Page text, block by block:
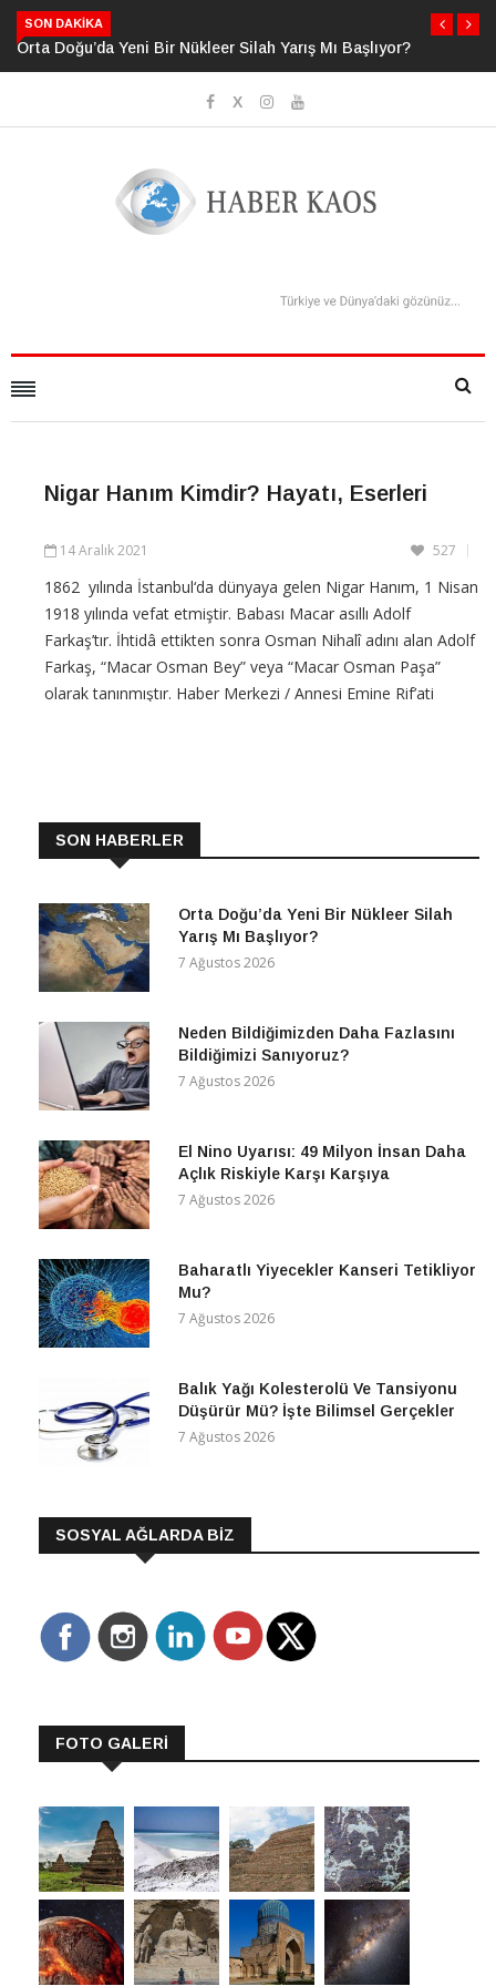
SON DAKIKA
Orta Doğu’da Yeni Bir Nükleer Silah Yarış Mı Başlıyor?
Nigar Hanım Kimdir? Hayatı, Eserleri
14 Aralık 2021 527
1862 yılında İstanbul‘da dünyaya gelen Nigar Hanım, 1 Nisan
1918 yılında vefat etmiştir. Babası Macar asıllı Adolf
Farkaş’tır. İhtidâ ettikten sonra Osman Nihalî adını alan Adolf
Farkaş, “Macar Osman Bey” veya “Macar Osman Paşa”
olarak tanınmıştır. Haber Merkezi / Annesi Emine Rif’ati
SON HABERLER
Orta Doğu’da Yeni Bir Nükleer Silah
Yarış Mı Başlıyor?
7 Ağustos 2026
Neden Bildiğimizden Daha Fazlasını
Bildiğimizi Sanıyoruz?
7 Ağustos 2026
El Nino Uyarısı: 49 Milyon İnsan Daha
Açlık Riskiyle Karşı Karşıya
7 Ağustos 2026
Baharatlı Yiyecekler Kanseri Tetikliyor
Mu?
7 Ağustos 2026
Balık Yağı Kolesterolü Ve Tansiyonu
Düşürür Mü? İşte Bilimsel Gerçekler
7 Ağustos 2026
SOSYAL AĞLARDA BİZ
FOTO GALERİ